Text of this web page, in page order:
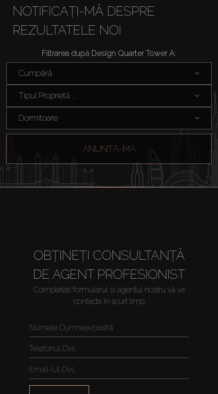
Cumpărați
Închiriați
Vânzare
Agenți
NOTIFICAȚI-MĂ DESPRE
REZULTATELE NOI
Filtrarea după Design Quarter Tower A:
Cumpără
Tipul Proprietă ...
Dormitoare
ANUNȚA-MA
OBȚINEȚI CONSULTANȚĂ
DE AGENT PROFESIONIST
Completați formularul și agentul nostru vă va
contacta în scurt timp